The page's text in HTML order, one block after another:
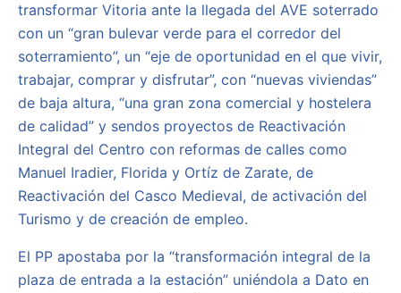
transformar Vitoria ante la llegada del AVE soterrado
con un “gran bulevar verde para el corredor del
soterramiento”, un “eje de oportunidad en el que vivir,
trabajar, comprar y disfrutar”, con “nuevas viviendas”
de baja altura, “una gran zona comercial y hostelera
de calidad” y sendos proyectos de Reactivación
Integral del Centro con reformas de calles como
Manuel Iradier, Florida y Ortíz de Zarate, de
Reactivación del Casco Medieval, de activación del
Turismo y de creación de empleo.
El PP apostaba por la “transformación integral de la
plaza de entrada a la estación” uniéndola a Dato en